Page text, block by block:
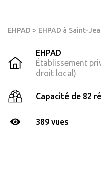
EHPAD > EHPAD à Saint-
EHPAD
Établissement
droit local)
Capacité de 82
389 vues